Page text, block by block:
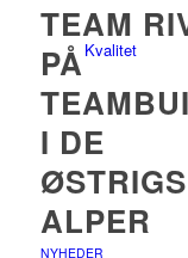
Kvalitet
TEAM
PÅ
I DE
ALPER
NYHEDER